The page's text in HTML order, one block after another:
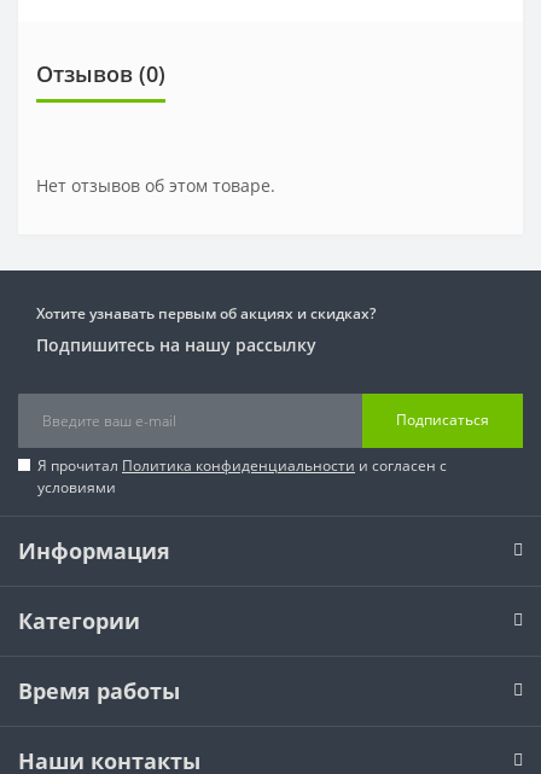
Отзывов (0)
Нет отзывов об этом товаре.
Хотите узнавать первым об акциях и скидках?
Подпишитесь на нашу рассылку
Подписаться
Я прочитал Политика конфиденциальности и согласен с
условиями
Информация
Категории
Время работы
Наши контакты